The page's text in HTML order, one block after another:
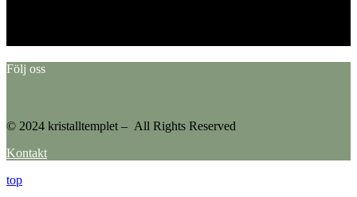
Följ oss
© 2024 kristalltemplet – All Rights Reserved
Kontakt
top